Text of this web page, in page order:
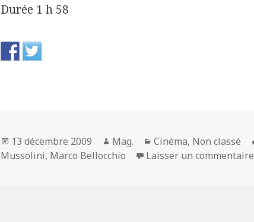
Durée 1 h 58
Publié
le
13 décembre 2009 Auteur
Mag. Catégories
Cinéma, Non classé
Mussolini, Marco Bellocchio Laisser un commentaire